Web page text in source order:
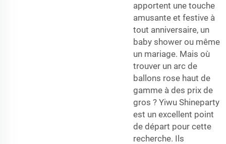
apportent une touche
amusante et festive à
tout anniversaire, un
baby shower ou même
un mariage. Mais où
trouver un arc de
ballons rose haut de
gamme à des prix de
gros ? Yiwu Shineparty
est un excellent point
de départ pour cette
recherche. Ils